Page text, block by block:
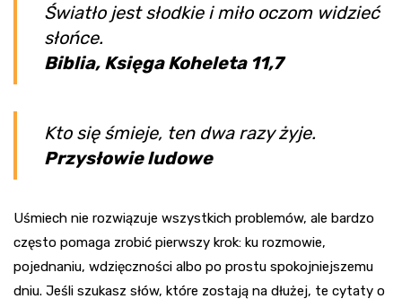
Światło jest słodkie i miło oczom widzieć
słońce.
Biblia, Księga Koheleta 11,7
Kto się śmieje, ten dwa razy żyje.
Przysłowie ludowe
Uśmiech nie rozwiązuje wszystkich problemów, ale bardzo
często pomaga zrobić pierwszy krok: ku rozmowie,
pojednaniu, wdzięczności albo po prostu spokojniejszemu
dniu. Jeśli szukasz słów, które zostają na dłużej, te cytaty o